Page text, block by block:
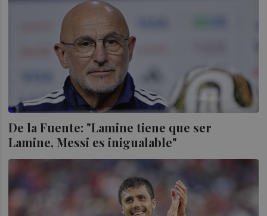
De la Fuente: "Lamine tiene que ser
Lamine, Messi es inigualable"